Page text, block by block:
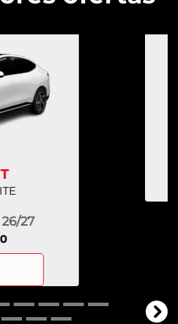
UT
UT ELITE
Elite 26/27
as ofertas